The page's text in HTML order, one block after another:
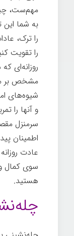
مهم‌ست،
به شما این
را ترک،
را تقویت
روزانه‌ای
مشخص بر
شیوه‌های
و آنها را
سرمنزل
اطمینان
عادت
سوی کمال
هستید.